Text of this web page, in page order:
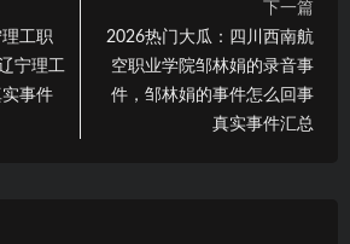
工职
宁理工
事件
下一篇
2026热门大瓜：四川西南航
空职业学院邹林娟的录音事
件，邹林娟的事件怎么回事
真实事件汇总